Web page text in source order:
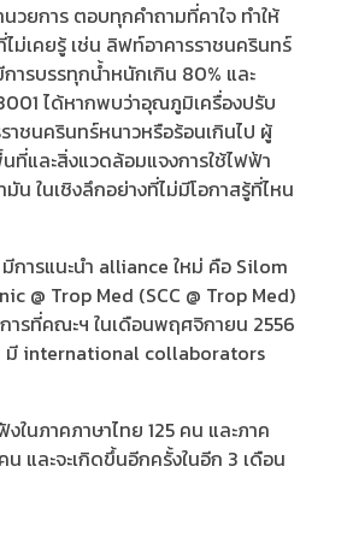
วยการ ตอบทุกคำถามที่คาใจ ทำให้
ไม่เคยรู้ เช่น ลิฟท์อาคารราชนครินทร์
ารบรรทุกน้ำหนักเกิน 80% และ
ได้หากพบว่าอุณภูมิเครื่องปรับ
าชนครินทร์หนาวหรือร้อนเกินไป ผู้
และสิ่งแวดล้อมแจงการใช้ไฟฟ้า
มัน ในเชิงลึกอย่างที่ไม่มีโอกาสรู้ที่ไหน
การแนะนำ alliance ใหม่ คือ Silom
@ Trop Med (SCC @ Trop Med)
ารที่คณะฯ ในเดือนพฤศจิกายน 2556
มี international collaborators
ในภาคภาษาไทย 125 คน และภาค
และจะเกิดขึ้นอีกครั้งในอีก 3 เดือน